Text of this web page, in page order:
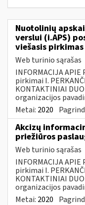
Nuotolinių
verslui (i.APS)
viešasis pirkimas
Web turinio sąrašas
INFORMACIJA APIE
pirkimai I.
KONTAKTINIAI
organizacijos
Metai: 2020
Akcizų
priežiūros
Web turinio sąrašas
INFORMACIJA APIE
pirkimai I.
KONTAKTINIAI
organizacijos
Metai: 2020